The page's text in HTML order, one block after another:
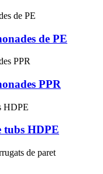
de PE
PPR
tubs HDPE